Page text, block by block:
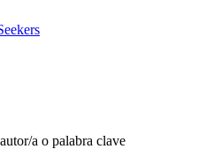
a o palabra clave